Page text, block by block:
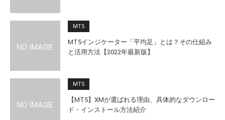
MT5
MT5インジケーター「平均足」とは？その仕組み
と活用方法【2022年最新版】
MT5
【MT5】XMが選ばれる理由、具体的なダウンロー
ド・インストール方法紹介